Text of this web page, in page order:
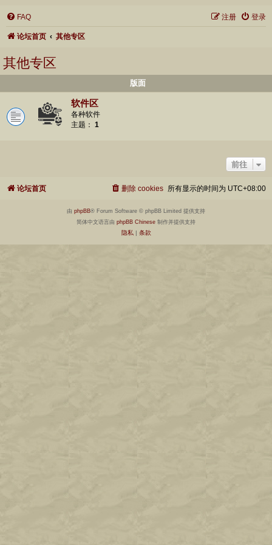
FAQ 登录
注册
论坛首页 其他专区
其他专区
版面
软件区
各种软件
主题： 1
前往
论坛首页 所有显示的时间为 UTC+08:00
删除 cookies
由 phpBB® Forum Software © phpBB Limited 提供支持
简体中文语言由 phpBB Chinese 制作并提供支持
隐私| 条款